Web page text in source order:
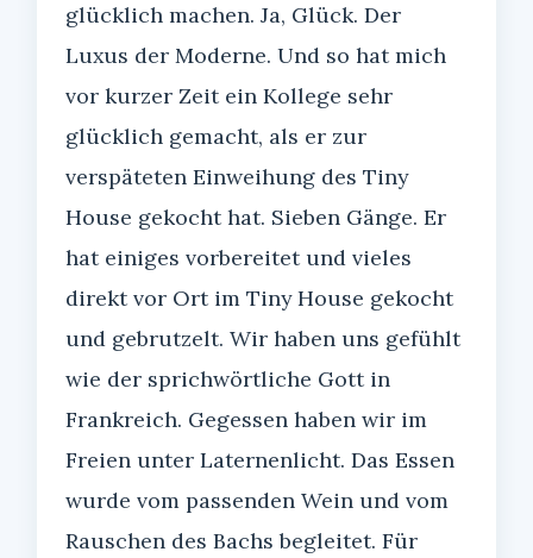
glücklich machen. Ja, Glück. Der
Luxus der Moderne. Und so hat mich
vor kurzer Zeit ein Kollege sehr
glücklich gemacht, als er zur
verspäteten Einweihung des Tiny
House gekocht hat. Sieben Gänge. Er
hat einiges vorbereitet und vieles
direkt vor Ort im Tiny House gekocht
und gebrutzelt. Wir haben uns gefühlt
wie der sprichwörtliche Gott in
Frankreich. Gegessen haben wir im
Freien unter Laternenlicht. Das Essen
wurde vom passenden Wein und vom
Rauschen des Bachs begleitet. Für